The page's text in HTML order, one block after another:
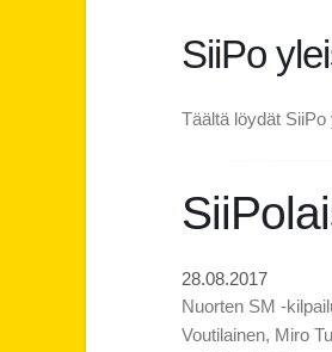
SiiPo
Täältä löydät
28.08.2017
Nuorten SM -
Voutilainen, Miro